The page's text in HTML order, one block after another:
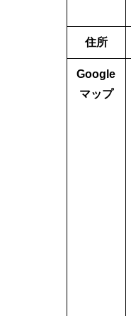
住所
Google
マップ